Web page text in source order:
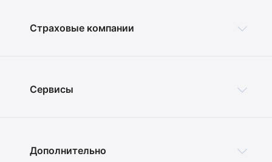
Страховые компании
Сервисы
Дополнительно